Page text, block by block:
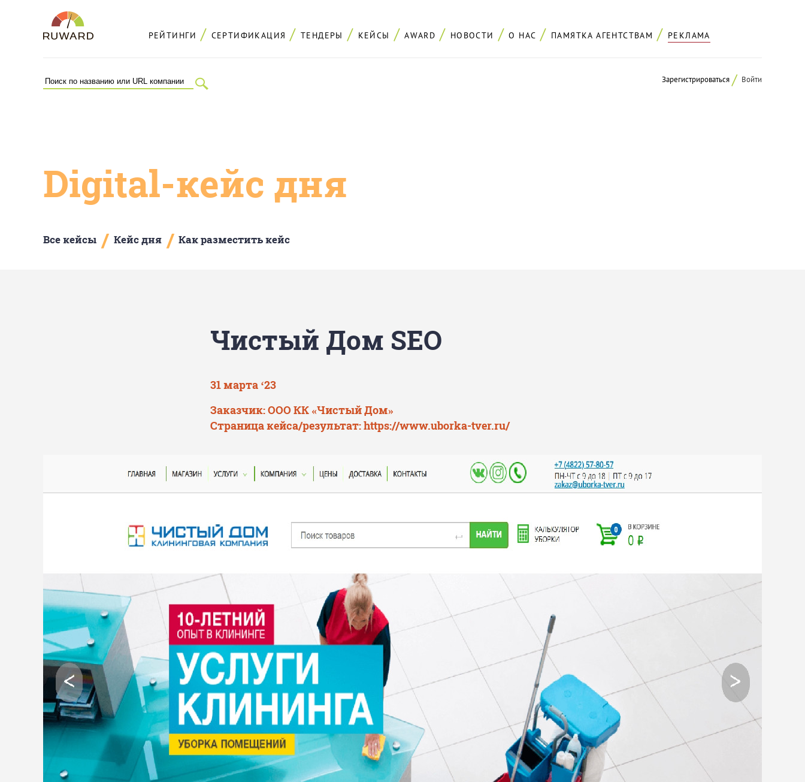
РЕЙТИНГИ СЕРТИФИКАЦИЯ ТЕНДЕРЫ КЕЙСЫ AWARD НОВОСТИ О НАС ПАМЯТКА АГЕНТСТВАМ РЕКЛАМА
Зарегистрироваться Войти
Digital-кейс дня
Все кейсы / Кейс дня / Как разместить кейс
Чистый Дом SEO
31 марта ‘23
Заказчик: ООО КК «Чистый Дом»
Страница кейса/результат:https://www.uborka-tver.ru/